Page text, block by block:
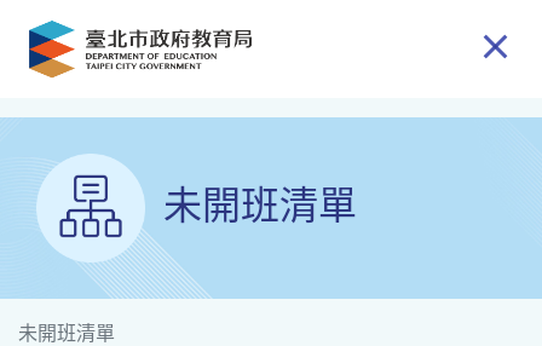
跳到主要內容
未開班清單
未開班清單